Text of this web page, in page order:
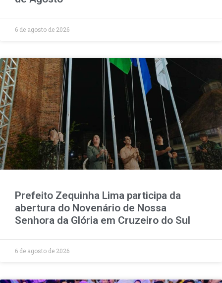
6 de agosto de 2026
Prefeito Zequinha Lima participa da
abertura do Novenário de Nossa
Senhora da Glória em Cruzeiro do Sul
6 de agosto de 2026